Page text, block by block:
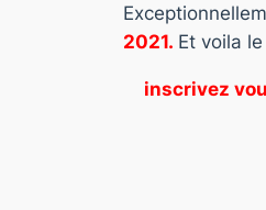
2021. Et voila le
inscrivez